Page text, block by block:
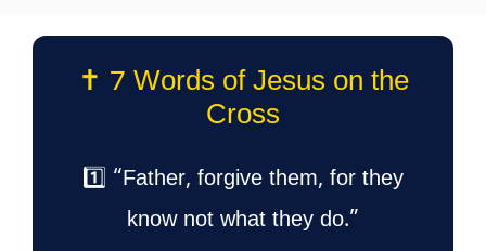
✝️ 7 Words of Jesus on the
Cross
1️⃣ “Father, forgive them, for they
know not what they do.”